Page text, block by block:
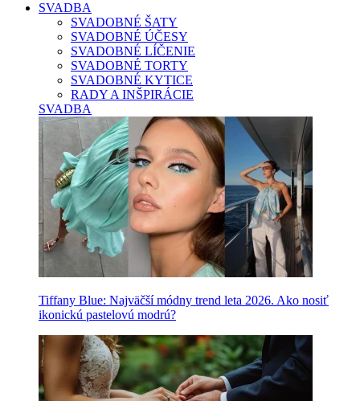
SVADBA
SVADOBNÉ ŠATY
SVADOBNÉ ÚČESY
SVADOBNÉ LÍČENIE
SVADOBNÉ TORTY
SVADOBNÉ KYTICE
RADY A INŠPIRÁCIE
SVADBA
Tiffany Blue: Najväčší módny trend leta 2026. Ako nosiť
ikonickú pastelovú modrú?